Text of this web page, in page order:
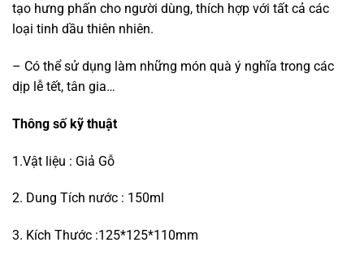
tạo hưng phấn cho người dùng, thích hợp với tất cả các
loại tinh dầu thiên nhiên.
– Có thể sử dụng làm những món quà ý nghĩa trong các
dịp lễ tết, tân gia…
Thông số kỹ thuật
1.Vật liệu : Giả Gỗ
2. Dung Tích nước : 150ml
3. Kích Thước :125*125*110mm